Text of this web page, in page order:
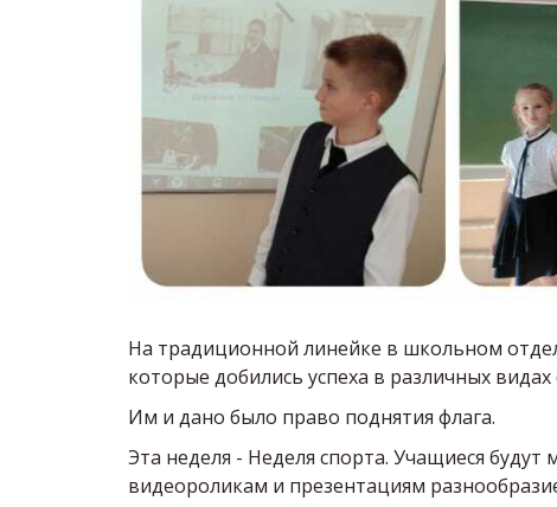
На традиционной линейке в школьном
которые добились успеха в различных видах
Им и дано было право поднятия флага.
Эта неделя - Неделя спорта. Учащиеся
видеороликам и презентациям